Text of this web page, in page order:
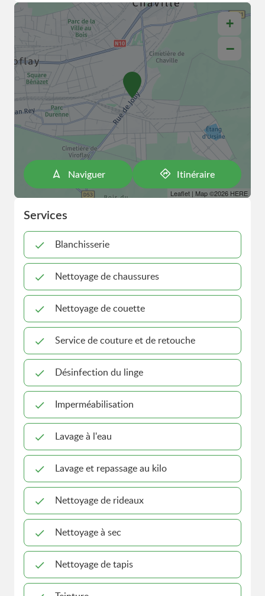
+
−
Leaflet | Map ©2026 HERE
Naviguer Itinéraire
Services
Blanchisserie
Nettoyage de chaussures
Nettoyage de couette
Service de couture et de retouche
Désinfection du linge
Imperméabilisation
Lavage à l'eau
Lavage et repassage au kilo
Nettoyage de rideaux
Nettoyage à sec
Nettoyage de tapis